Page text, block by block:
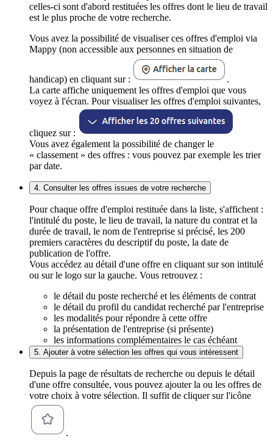
celles-ci sont d'abord restituées les offres dont le lieu de travail
est le plus proche de votre recherche.
Vous avez la possibilité de visualiser ces offres d'emploi via
Mappy (non accessible aux personnes en situation de
handicap) en cliquant sur :
.
La carte affiche uniquement les offres d'emploi que vous
voyez à l'écran. Pour visualiser les offres d'emploi suivantes,
cliquez sur :
Vous avez également la possibilité de changer le
« classement » des offres : vous pouvez par exemple les trier
par date.
4. Consulter les offres issues de votre recherche
Pour chaque offre d'emploi restituée dans la liste, s'affichent :
l'intitulé du poste, le lieu de travail, la nature du contrat et la
durée de travail, le nom de l'entreprise si précisé, les 200
premiers caractères du descriptif du poste, la date de
publication de l'offre.
Vous accédez au détail d'une offre en cliquant sur son intitulé
ou sur le logo sur la gauche. Vous retrouvez :
le détail du poste recherché et les éléments de contrat
le détail du profil du candidat recherché par l'entreprise
les modalités pour répondre à cette offre
la présentation de l'entreprise (si présente)
les informations complémentaires le cas échéant
5. Ajouter à votre sélection les offres qui vous intéressent
Depuis la page de résultats de recherche ou depuis le détail
d'une offre consultée, vous pouvez ajouter la ou les offres de
votre choix à votre sélection. Il suffit de cliquer sur l'icône
.